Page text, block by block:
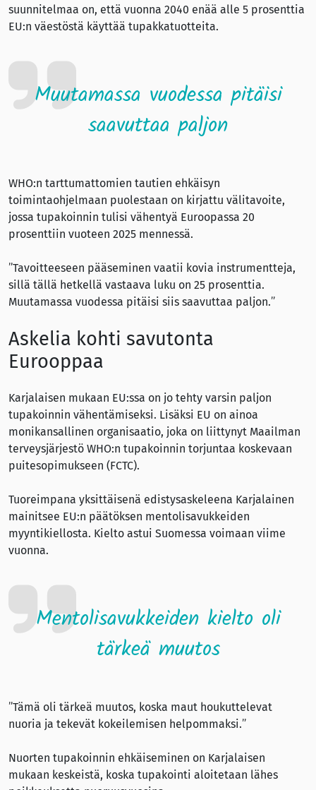
suunnitelmaa on, että vuonna 2040 enää alle 5 prosenttia
EU:n väestöstä käyttää tupakkatuotteita.
Muutamassa vuodessa pitäisi
saavuttaa paljon
WHO:n tarttumattomien tautien ehkäisyn
toimintaohjelmaan puolestaan on kirjattu välitavoite,
jossa tupakoinnin tulisi vähentyä Euroopassa 20
prosenttiin vuoteen 2025 mennessä.
”Tavoitteeseen pääseminen vaatii kovia instrumentteja,
sillä tällä hetkellä vastaava luku on 25 prosenttia.
Muutamassa vuodessa pitäisi siis saavuttaa paljon.”
Askelia kohti savutonta
Eurooppaa
Karjalaisen mukaan EU:ssa on jo tehty varsin paljon
tupakoinnin vähentämiseksi. Lisäksi EU on ainoa
monikansallinen organisaatio, joka on liittynyt Maailman
terveysjärjestö WHO:n tupakoinnin torjuntaa koskevaan
puitesopimukseen (FCTC).
Tuoreimpana yksittäisenä edistysaskeleena Karjalainen
mainitsee EU:n päätöksen mentolisavukkeiden
myyntikiellosta. Kielto astui Suomessa voimaan viime
vuonna.
Mentolisavukkeiden kielto oli
tärkeä muutos
”Tämä oli tärkeä muutos, koska maut houkuttelevat
nuoria ja tekevät kokeilemisen helpommaksi.”
Nuorten tupakoinnin ehkäiseminen on Karjalaisen
mukaan keskeistä, koska tupakointi aloitetaan lähes